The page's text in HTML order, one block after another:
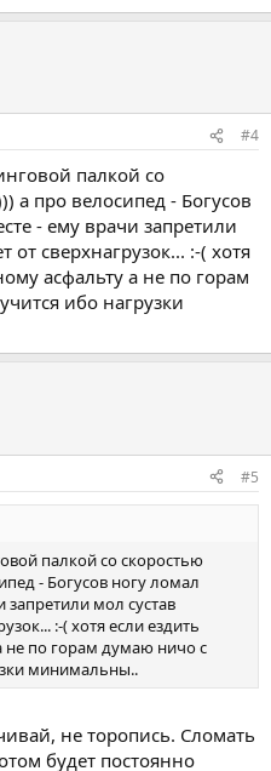
#4
палкой со
а про велосипед - Богусов
- ему врачи запретили
от сверхнагрузок... :-( хотя
асфальту а не по горам
ибо нагрузки
#5
палкой со скоростью
- Богусов ногу ломал
мол сустав
:-( хотя если ездить
не по горам думаю ничо с
минимальны..
не торопись. Сломать
будет постоянно